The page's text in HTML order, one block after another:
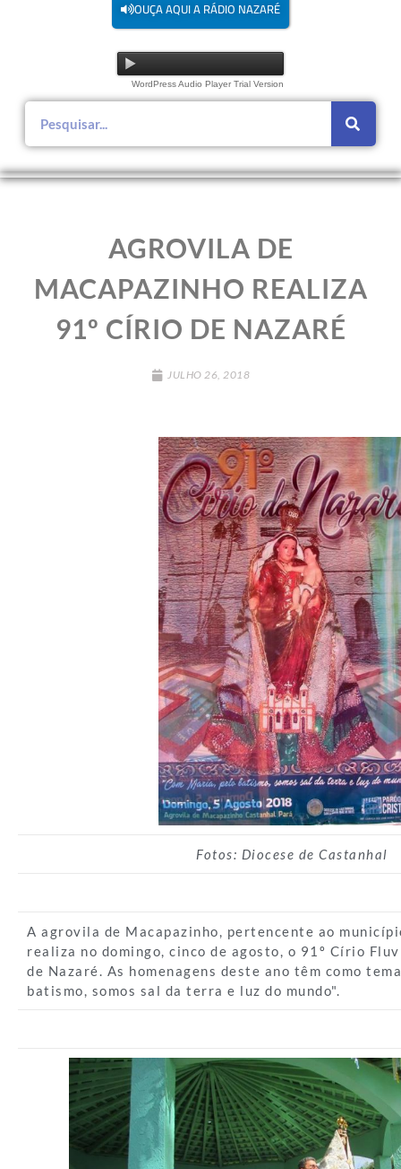
OUÇA AQUI A RÁDIO NAZARÉ
WordPress Audio Player Trial Version
AGROVILA DE
MACAPAZINHO REALIZA
91º CÍRIO DE NAZARÉ
JULHO 26, 2018
Fotos: Diocese de Castanhal
A agrovila de Macapazinho, pertencente ao
realiza no domingo, cinco de agosto, o 91º Círio
de Nazaré. As homenagens deste ano têm como
batismo, somos sal da terra e luz do mundo".